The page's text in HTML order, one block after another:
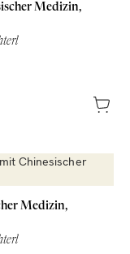
Medizin,
Medizin,